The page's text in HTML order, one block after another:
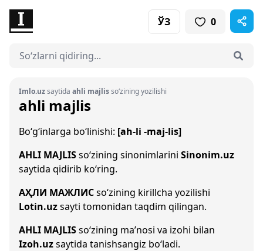
ЎЗ 0
Imlo.uzsaytida ahli majlisso‘zining yozilishi
ahli majlis
Bo‘g‘inlarga bo‘linishi: [ah-li -maj-lis]
AHLI MAJLISso‘zining sinonimlarini Sinonim.uz
saytida qidirib ko‘ring.
АҲЛИ МАЖЛИСso‘zining kirillcha yozilishi
Lotin.uzsayti tomonidan taqdim qilingan.
AHLI MAJLISso‘zining ma’nosi va izohi bilan
Izoh.uzsaytida tanishsangiz bo‘ladi.